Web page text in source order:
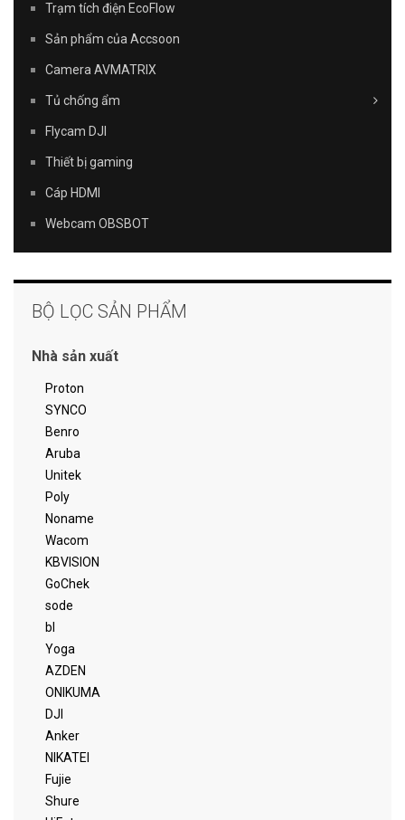
Trạm tích điện EcoFlow
Sản phẩm của Accsoon
Camera AVMATRIX
Tủ chống ẩm
Flycam DJI
Thiết bị gaming
Cáp HDMI
Webcam OBSBOT
BỘ LỌC SẢN PHẨM
Nhà sản xuất
Proton
SYNCO
Benro
Aruba
Unitek
Poly
Noname
Wacom
KBVISION
GoChek
sode
bl
Yoga
AZDEN
ONIKUMA
DJI
Anker
NIKATEI
Fujie
Shure